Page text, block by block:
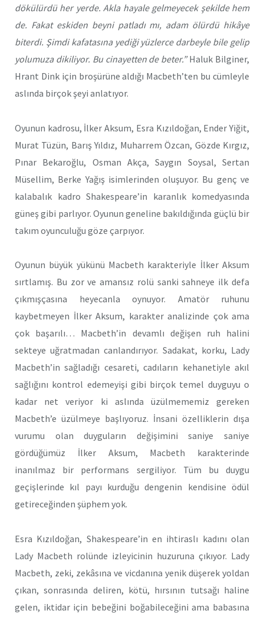
dökülürdü her yerde. Akla hayale gelmeyecek şekilde hem
de. Fakat eskiden beyni patladı mı, adam ölürdü hikâye
biterdi. Şimdi kafatasına yediği yüzlerce darbeyle bile gelip
yolumuza dikiliyor. Bu cinayetten de beter.”Haluk Bilginer,
Hrant Dink için broşürüne aldığı Macbeth’ten bu cümleyle
aslında birçok şeyi anlatıyor.
Oyunun kadrosu, İlker Aksum, Esra Kızıldoğan, Ender Yiğit,
Murat Tüzün, Barış Yıldız, Muharrem Özcan, Gözde Kırgız,
Pınar Bekaroğlu, Osman Akça, Saygın Soysal, Sertan
Müsellim, Berke Yağış isimlerinden oluşuyor. Bu genç ve
kalabalık kadro Shakespeare’in karanlık komedyasında
güneş gibi parlıyor. Oyunun geneline bakıldığında güçlü bir
takım oyunculuğu göze çarpıyor.
Oyunun büyük yükünü Macbeth karakteriyle İlker Aksum
sırtlamış. Bu zor ve amansız rolü sanki sahneye ilk defa
çıkmışçasına heyecanla oynuyor. Amatör ruhunu
kaybetmeyen İlker Aksum, karakter analizinde çok ama
çok başarılı… Macbeth’in devamlı değişen ruh halini
sekteye uğratmadan canlandırıyor. Sadakat, korku, Lady
Macbeth’in sağladığı cesareti, cadıların kehanetiyle akıl
sağlığını kontrol edemeyişi gibi birçok temel duyguyu o
kadar net veriyor ki aslında üzülmememiz gereken
Macbeth’e üzülmeye başlıyoruz. İnsani özelliklerin dışa
vurumu olan duyguların değişimini saniye saniye
gördüğümüz İlker Aksum, Macbeth karakterinde
inanılmaz bir performans sergiliyor. Tüm bu duygu
geçişlerinde kıl payı kurduğu dengenin kendisine ödül
getireceğinden şüphem yok.
Esra Kızıldoğan, Shakespeare’in en ihtiraslı kadını olan
Lady Macbeth rolünde izleyicinin huzuruna çıkıyor. Lady
Macbeth, zeki, zekâsına ve vicdanına yenik düşerek yoldan
çıkan, sonrasında deliren, kötü, hırsının tutsağı haline
gelen, iktidar için bebeğini boğabileceğini ama babasına